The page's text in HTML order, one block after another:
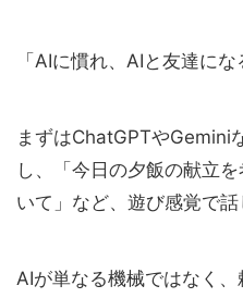
「AIに慣れ、AIと友達にな
まずはChatGPTやGemini
し、「今日の夕飯の献立
いて」など、遊び感覚で話
AIが単なる機械ではなく